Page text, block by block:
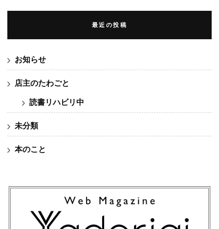
最近の投稿
お知らせ
店主のたわごと
読書リハビリ中
未分類
本のこと